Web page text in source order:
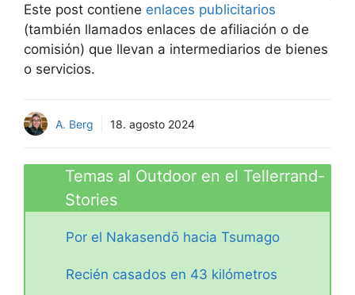
Este post contiene enlaces publicitarios
(también llamados enlaces de afiliación o de
comisión) que llevan a intermediarios de bienes
o servicios.
A. Berg 18. agosto 2024
Temas al Outdoor en el Tellerrand-
Stories
Por el Nakasendō hacia Tsumago
Recién casados en 43 kilómetros